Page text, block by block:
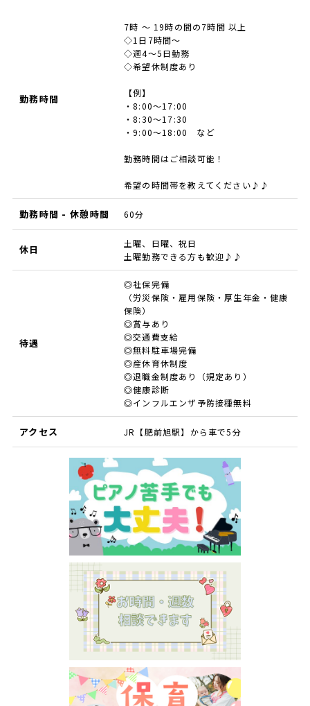
勤務時間
7時 ～ 19時の間の7時間 以上
◇1日7時間～
◇週4～5日勤務
◇希望休制度あり
【例】
・8:00～17:00
・8:30～17:30
・9:00～18:00 など
勤務時間はご相談可能！
希望の時間帯を教えてください♪♪
勤務時間 - 休憩時間 60分
休日
土曜、日曜、祝日
土曜勤務できる方も歓迎♪♪
待遇
◎社保完備
（労災保険・雇用保険・厚生年金・健康
保険）
◎賞与あり
◎交通費支給
◎無料駐車場完備
◎産休育休制度
◎退職金制度あり（規定あり）
◎健康診断
◎インフルエンザ予防接種無料
アクセス JR【肥前旭駅】から車で5分